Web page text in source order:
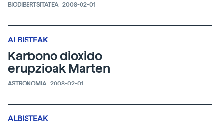
BIODIBERTSITATEA 2008-02-01
ALBISTEAK
Karbono dioxido
erupzioak Marten
ASTRONOMIA 2008-02-01
ALBISTEAK